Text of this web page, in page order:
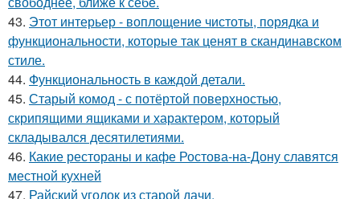
43. Этот интерьер - воплощение чистоты, порядка и
функциональности, которые так ценят в скандинавском
стиле.
44. Функциональность в каждой детали.
45. Старый комод - с потёртой поверхностью,
скрипящими ящиками и характером, который
складывался десятилетиями.
46. Какие рестораны и кафе Ростова-на-Дону славятся
местной кухней
47. Райский уголок из старой дачи.